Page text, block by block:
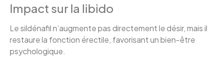
Impact sur la libido
Le sildénafil n’augmente pas directement le désir, mais il
restaure la fonction érectile, favorisant un bien-être
psychologique.